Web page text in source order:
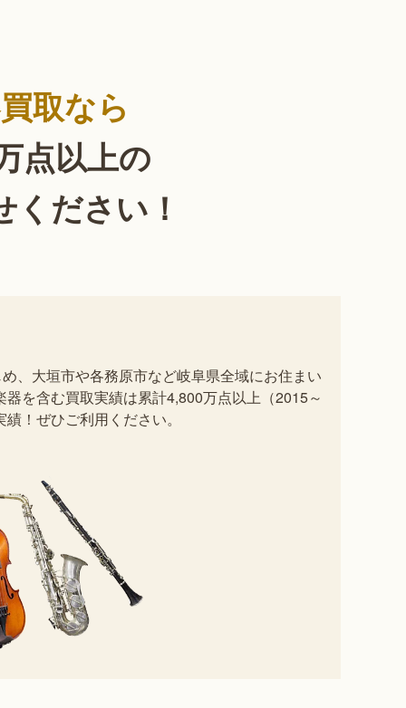
取なら
点以上の
ださい！
、大垣市や各務原市など岐阜県全域にお住まい
を含む買取実績は累計4,800万点以上（2015～
！ぜひご利用ください。